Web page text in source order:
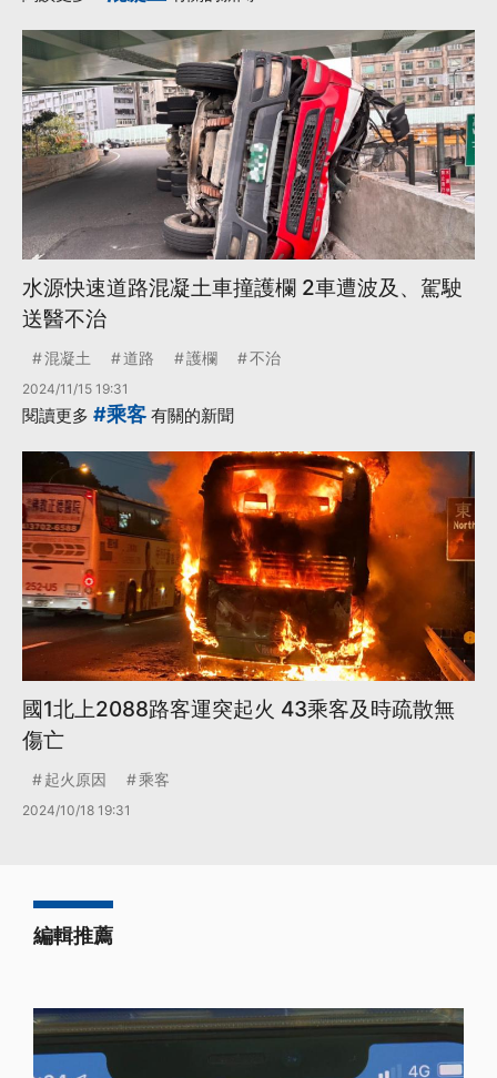
水源快速道路混凝土車撞護欄 2車遭波及、駕駛
送醫不治
混凝土 道路 護欄 不治
2024/11/15 19:31
閱讀更多 #乘客 有關的新聞
國1北上2088路客運突起火 43乘客及時疏散無
傷亡
起火原因 乘客
2024/10/18 19:31
編輯推薦